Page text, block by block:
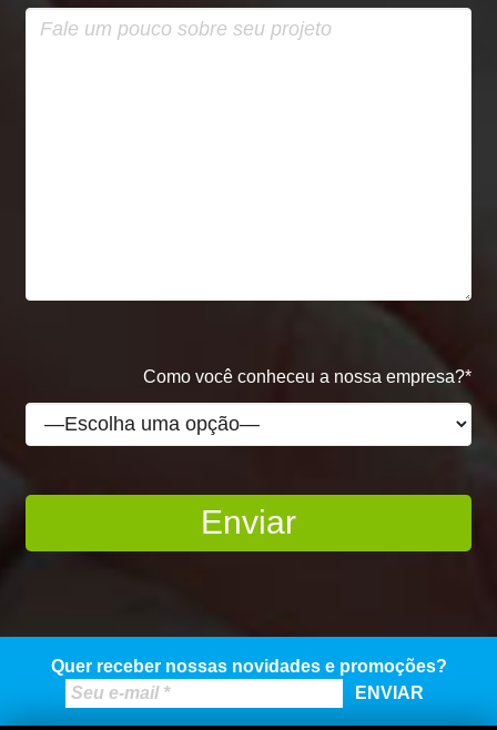
Como você conheceu a nossa empresa?*
Quer receber nossas novidades e promoções?